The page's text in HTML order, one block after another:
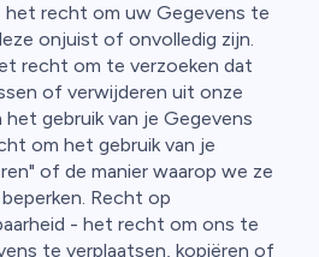
recht om uw Gegevens te
onjuist of onvolledig zijn.
recht om te verzoeken dat
of verwijderen uit onze
gebruik van je Gegevens
om het gebruik van je
of de manier waarop we ze
Recht op
- het recht om ons te
te verplaatsen, kopiëren of